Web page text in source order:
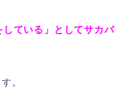
ている」としてサカバ
。